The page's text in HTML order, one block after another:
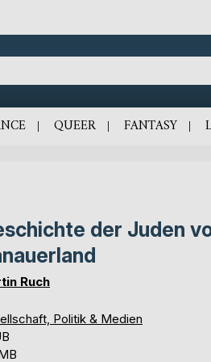
QUEER FANTASY
der Juden
Ruch
Politik & Medien